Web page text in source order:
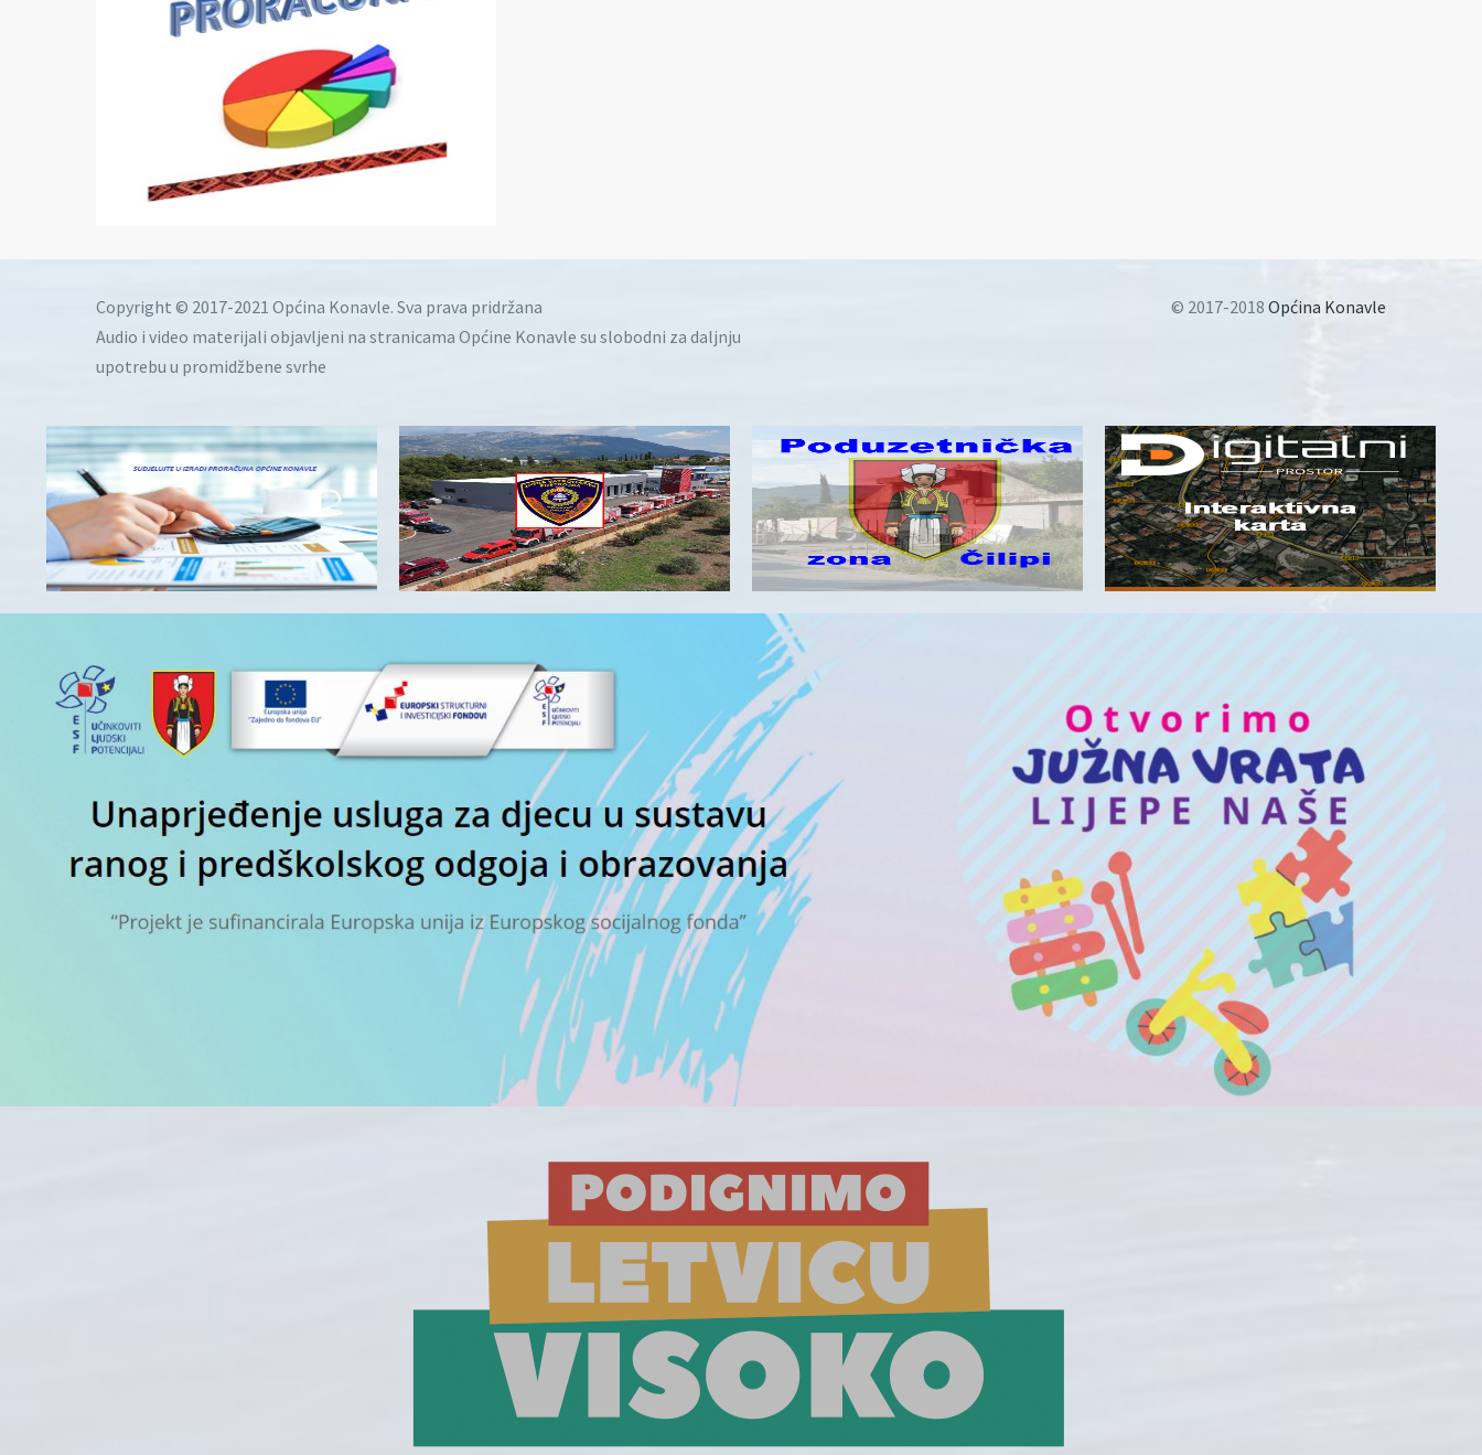
Copyright © 2017-2021 Općina Konavle. Sva prava pridržana
Audio i video materijali objavljeni na stranicama Općine Konavle su slobodni za daljnju
upotrebu u promidžbene svrhe
© 2017-2018 Općina Konavle